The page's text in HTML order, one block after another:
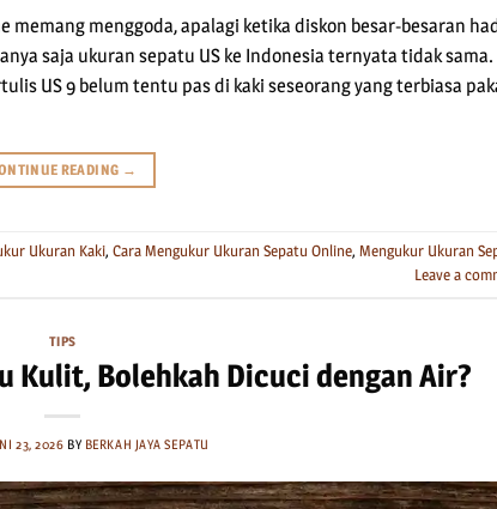
memang menggoda, apalagi ketika diskon besar-besaran
saja ukuran sepatu US ke Indonesia ternyata tidak sama.
US 9 belum tentu pas di kaki seseorang yang terbiasa
READING →
Ukuran Kaki, Cara Mengukur Ukuran Sepatu Online, Mengukur Ukuran
Leave a
TIPS
Kulit, Bolehkah Dicuci dengan Air?
23, 2026 BY BERKAH JAYA SEPATU